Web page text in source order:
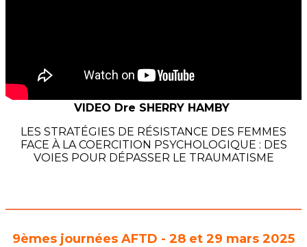
VIDEO Dre SHERRY HAMBY
LES STRATÉGIES DE RÉSISTANCE DES FEMMES
FACE À LA COERCITION PSYCHOLOGIQUE : DES
VOIES POUR DÉPASSER LE TRAUMATISME
9èmes journées AFTD - 28 et 29 mars 2025